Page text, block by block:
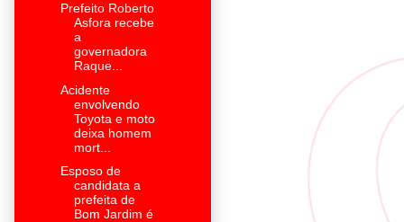
Prefeito Roberto
Asfora recebe
a
governadora
Raque...
Acidente
envolvendo
Toyota e moto
deixa homem
mort...
Esposo de
candidata a
prefeita de
Bom Jardim é